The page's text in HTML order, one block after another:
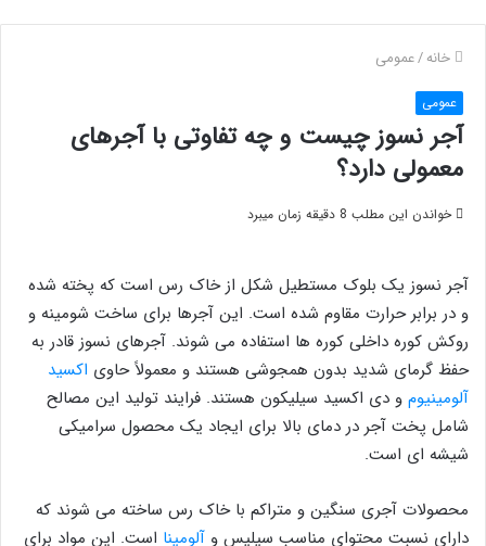
خانه/عمومی
عمومی
آجر نسوز چیست و چه تفاوتی با آجرهای
معمولی دارد؟
خواندن این مطلب 8 دقیقه زمان میبرد
آجر نسوز یک بلوک مستطیل شکل از خاک رس است که پخته شده
و در برابر حرارت مقاوم شده است. این آجرها برای ساخت شومینه و
روکش کوره داخلی کوره ها استفاده می شوند. آجرهای نسوز قادر به
حفظ گرمای شدید بدون همجوشی هستند و معمولاً حاوی اکسید
آلومینیوم و دی اکسید سیلیکون هستند. فرایند تولید این مصالح
شامل پخت آجر در دمای بالا برای ایجاد یک محصول سرامیکی
شیشه ای است.
محصولات آجری سنگین و متراکم با خاک رس ساخته می شوند که
دارای نسبت محتوای مناسب سیلیس و آلومینا است. این مواد برای